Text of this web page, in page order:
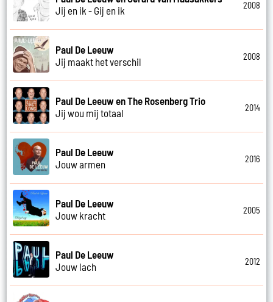
Jij en ik - Gij en ik
2008
Paul De Leeuw
Jij maakt het verschil
2008
Paul De Leeuw en The Rosenberg Trio
Jij wou mij totaal
2014
Paul De Leeuw
Jouw armen
2016
Paul De Leeuw
Jouw kracht
2005
Paul De Leeuw
Jouw lach
2012